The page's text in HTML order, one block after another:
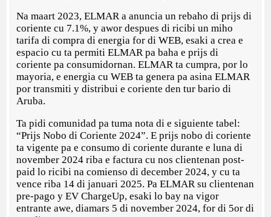
Na maart 2023, ELMAR a anuncia un rebaho di prijs di
coriente cu 7.1%, y awor despues di ricibi un miho
tarifa di compra di energia for di WEB, esaki a crea e
espacio cu ta permiti ELMAR pa baha e prijs di
coriente pa consumidornan. ELMAR ta cumpra, por lo
mayoria, e energia cu WEB ta genera pa asina ELMAR
por transmiti y distribui e coriente den tur bario di
Aruba.
Ta pidi comunidad pa tuma nota di e siguiente tabel:
“Prijs Nobo di Coriente 2024”. E prijs nobo di coriente
ta vigente pa e consumo di coriente durante e luna di
november 2024 riba e factura cu nos clientenan post-
paid lo ricibi na comienso di december 2024, y cu ta
vence riba 14 di januari 2025. Pa ELMAR su clientenan
pre-pago y EV ChargeUp, esaki lo bay na vigor
entrante awe, diamars 5 di november 2024, for di 5or di